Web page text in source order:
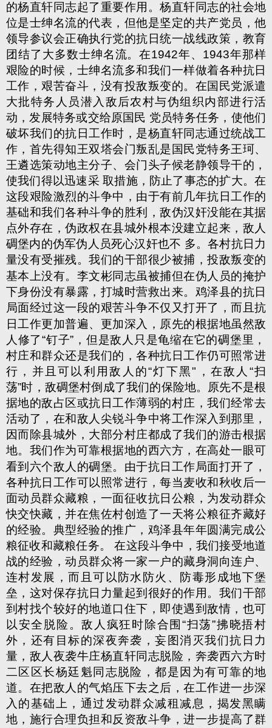
的杨直轩同志起了重要作用。杨直轩同志的社会地
位是士绅名流的代表，但他是坚定的共产党员，他
领导参议会正确执行党的抗日统一战线政策，教育
团结了大多数士绅名流。在1942年、1943年那样
艰险的时候，士绅名流多和我们一样做着各种抗日
工作，艰苦奋斗，没有投敌叛变的。在国民党派遣
大批特务人员潜入敌后农村与伪组织内部进行活
动，发展特务或交给原国民 党员特务任务，使他们
破坏我们的抗日工作时，是杨直轩同志通过统战工
作，首先得知王双塔会门叛乱是国民党特务王珂、
王遴选策动地主分子、会门头子候老静领导干的，
使我们得以迅速采 取措施，防止了事态的扩大。在
这段艰险激烈的斗争中，由于有前几年抗日工作的
基础和我们各种斗争的胜利，敌伪汉奸没能在其据
点外存在，伪政权在县城外根本没建立起来，敌人
碉堡内的伪军伪人员死心汉奸也不 多。各村抗日力
量没有受摧残。我们的干部很少被捕，投敌叛变的
基本上没有。李文彬同志虽被捕但在伪人员的掩护
下身份没有暴露，打城时营救出来。鸡泽县的抗日
局面经过这一段的艰苦斗争不仅又打开了，而且抗
日工作更加普遍、更加深入，原先的根据地虽然敌
人 修了“钉子”，但是敌人只是龟缩在它的碉堡里，
村庄和群众还是我们的，各种抗日工作仍可照常进
行，并且可以利用敌人的“灯下黑"，在敌人“扫
荡”时，敌碉堡村倒成了我们的保险地。原先不是根
据地的敌占区或抗日工作薄弱的村庄，我们经常去
活动了，在和敌人尖锐斗争中将工作深入到那里，
因而除县城外，大部分村庄都成了我们的游击根据
地。我们作为可靠根据地的西六方，在高处一眼可
看到六个敌人的碉堡。由于抗日工作局面打开了，
各种抗日工作可以照常进行，每当麦收和秋收后一
面动员群众藏粮，一面征收抗日公粮，为发动群众
快交快藏，并在焦佐村创造了一天将公粮征齐藏好
的经验。典型经验的推广，鸡泽县年年圆满完成公
粮征收和藏粮任务。 在这段斗争中，我们接受地道
战的经验，动员群众将一家一户的藏身洞向连户、
连村发展，而且可以防水防火、防毒形成地下堡
垒，这对保存抗日力量起到很好的作用。我们干部
到村找个较好的地道口住下，即使遇到敌情，也可
以安全脱险。敌人疯狂时除合围“扫荡”拂晓捂村
外，还有目标的深夜奔袭，妄图消灭我们抗日力
量，敌人夜袭牛庄杨直轩同志脱险，奔袭西六方时
二区区长杨廷魁同志脱险，都是因为有可靠的地
道。在把敌人的气焰压下去之后，在工作进一步深
入的基础上，通过发动群众减租减息，揭发黑瞒
地，施行合理负担和反资敌斗争，进一步提高了群